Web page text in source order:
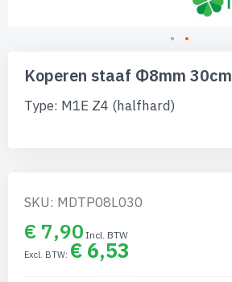
naar
begin
Koperen staaf Φ8mm 30cm
Type: M1E Z4 (halfhard)
SKU: MDTP08L030
€ 7,90
€ 6,53